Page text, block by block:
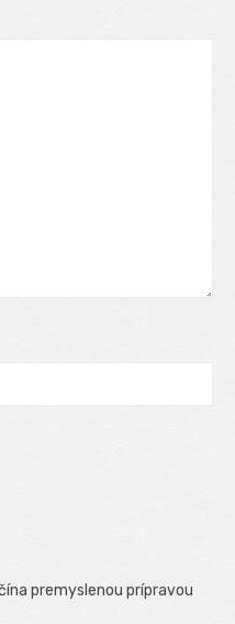
premyslenou prípravou